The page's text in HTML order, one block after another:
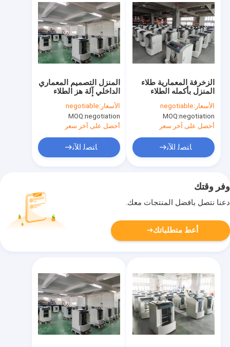
المنزل التصميم المعماري
الداخلي آلة هز الطلاء
للمنزل بأكمله خلاط
الطلاء عالي السرعة خلاط
الطلاء خلاط الألوان
الأسعار:negotiable
MOQ:negotiation
أحصل على آخر سعر
ﺎﺘﺼﻟ ﺍﻶﻧ
الزخرفة المعمارية طلاء
المنزل بأكمله الطلاء
الصناعي مزج الاهتزاز
لون ل 1L إلى 20L
الأسعار:negotiable
MOQ:negotiation
أحصل على آخر سعر
ﺎﺘﺼﻟ ﺍﻶﻧ
وفر وقتك
دعنا نتصل بأفضل المنتجات معك.
أعط متطلباتك